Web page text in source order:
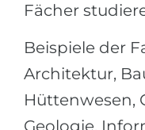
BERATUNG!
Fächer
Beispiele der
Architektur,
Hüttenwesen,
Geologie,